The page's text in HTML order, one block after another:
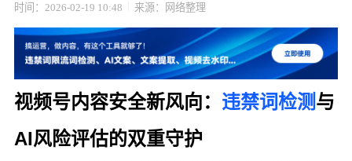
时间：2026-02-19 10:48 来源：网络整理
视频号内容安全新风向： 违禁词检测与
AI风险评估的双重守护